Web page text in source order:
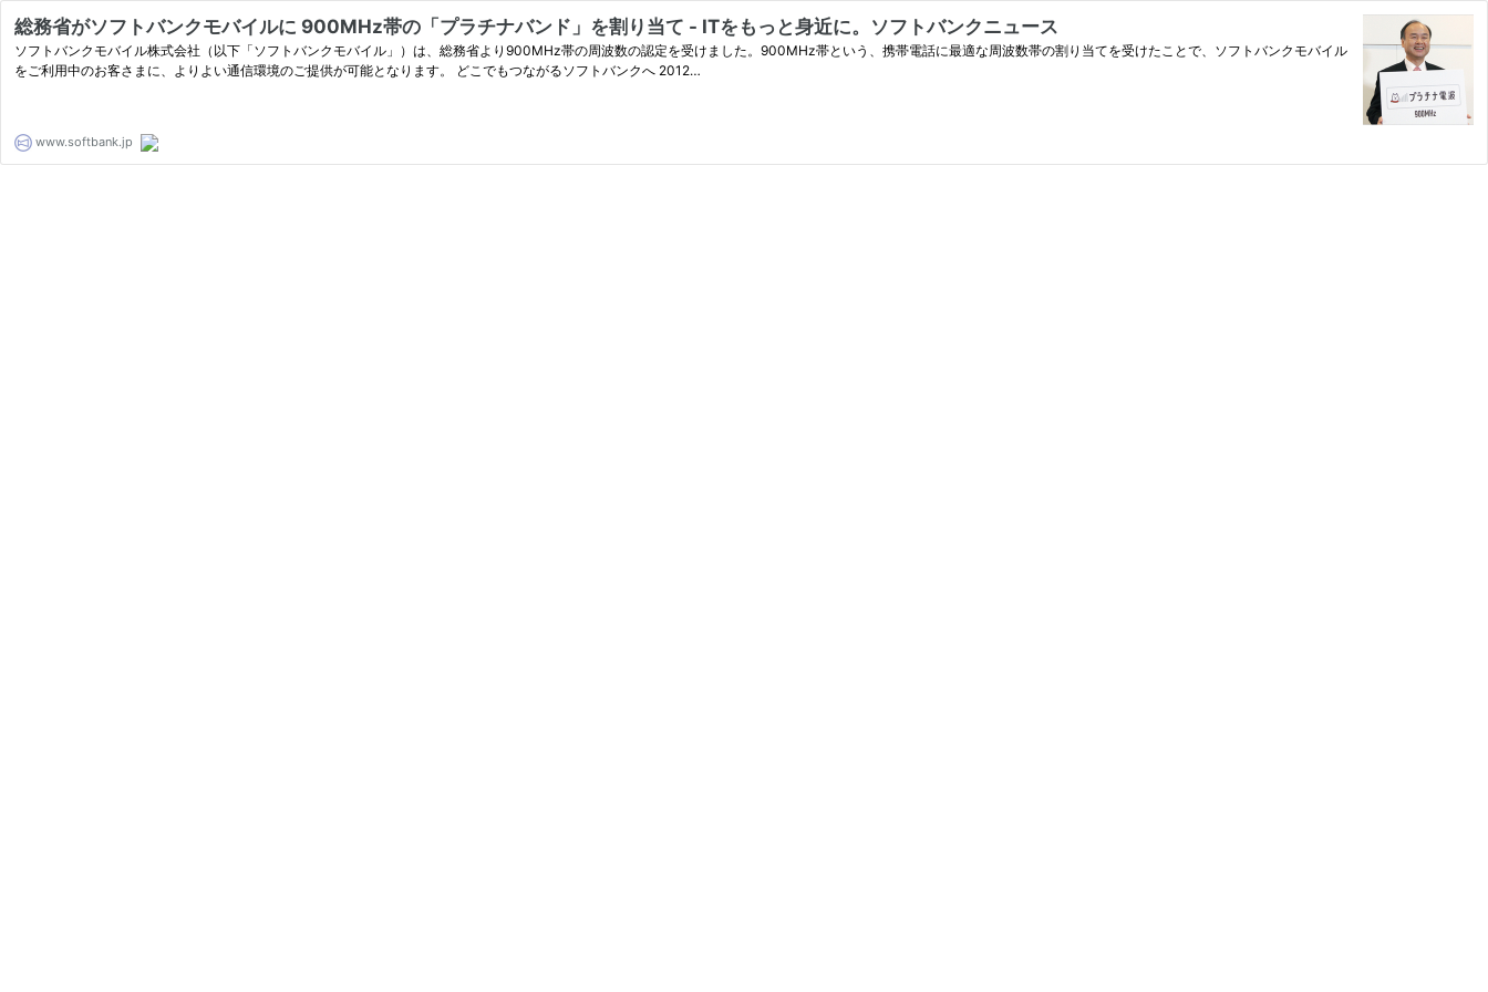
総務省がソフトバンクモバイルに 900MHz帯の「プラチナバンド」を割り当て - ITをもっと身近に。ソフトバンクニュース
ソフトバンクモバイル株式会社（以下「ソフトバンクモバイル」）は、総務省より900MHz帯の周波数の認定を受けました。900MHz帯という、携帯電話に最適な周波数帯の割り当てを受けたことで、ソフトバンクモバイル
をご利用中のお客さまに、よりよい通信環境のご提供が可能となります。 どこでもつながるソフトバンクへ 2012…
www.softbank.jp